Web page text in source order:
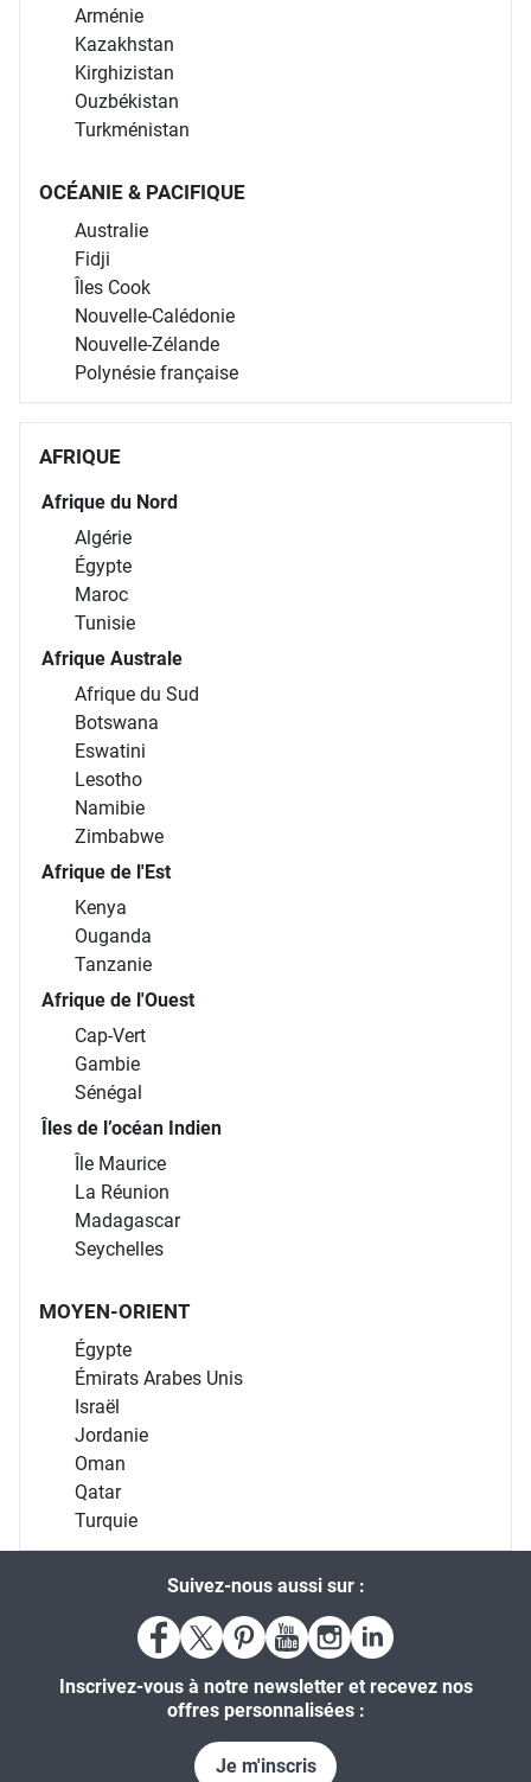
Arménie
Kazakhstan
Kirghizistan
Ouzbékistan
Turkménistan
OCÉANIE & PACIFIQUE
Australie
Fidji
Îles Cook
Nouvelle-Calédonie
Nouvelle-Zélande
Polynésie française
AFRIQUE
Afrique du Nord
Algérie
Égypte
Maroc
Tunisie
Afrique Australe
Afrique du Sud
Botswana
Eswatini
Lesotho
Namibie
Zimbabwe
Afrique de l'Est
Kenya
Ouganda
Tanzanie
Afrique de l'Ouest
Cap-Vert
Gambie
Sénégal
Îles de l’océan Indien
Île Maurice
La Réunion
Madagascar
Seychelles
MOYEN-ORIENT
Égypte
Émirats Arabes Unis
Israël
Jordanie
Oman
Qatar
Turquie
Suivez-nous aussi sur :
Inscrivez-vous à notre newsletter et recevez nos
offres personnalisées :
Je m'inscris